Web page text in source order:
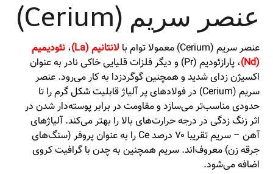
عنصر سریم (Cerium)
عنصر سریم (Cerium) معمولا توام با لانتانیم (La) ،نئودیمیم
(Nd)
، پارازئودیم (Pr) و دیگر فلزات قلیایی خاکی نادر به عنوان
اکسیژن زدای شدید و همچنین گوگردزدا به کار می‌رود. عنصر
سریم (Cerium) در فولادهای پر آلیاژ قابلیت شکل گرم را تا
حدودی مناسب‌تر می‌سازد و مقاومت در برابر پوسته‌دار شدن در
اثر زنگ زدگی در درجه‌ حرارت‌های بالا را بهتر می‌کند. آلیاژهای
آهن – سریم تقریبا ۷۰ درصد Ce را به عنوان پروفر (سنگ‌های
جرقه زن) معروف‌اند. سریم همچنین به چدن با گرافیت کروی
اضافه می‌شود.